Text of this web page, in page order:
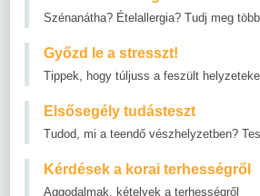
Szénanátha? Ételallergia? Tudj meg
Győzd le a stresszt!
Tippek, hogy túljuss a feszült
Elsősegély tudásteszt
Tudod, mi a teendő vészhelyzetben?
Kérdések a korai terhességről
Aggodalmak, kételyek a terhességről